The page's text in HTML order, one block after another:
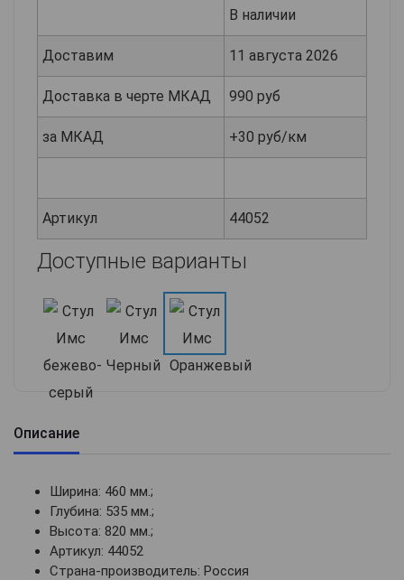
В наличии
Доставим 11 августа 2026
Доставка в черте МКАД 990 руб
за МКАД +30 руб/км
Артикул 44052
Доступные варианты
Описание
Ширина: 460 мм.;
Глубина: 535 мм.;
Высота: 820 мм.;
Артикул: 44052
Страна-производитель: Россия